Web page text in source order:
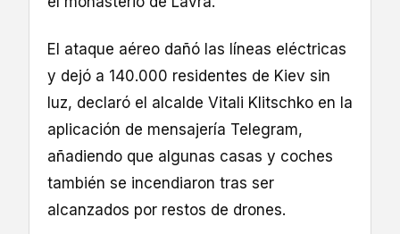
El ataque aéreo dañó las líneas eléctricas
y dejó a 140.000 residentes de Kiev sin
luz, declaró el alcalde Vitali Klitschko en la
aplicación de mensajería Telegram,
añadiendo que algunas casas y coches
también se incendiaron tras ser
alcanzados por restos de drones.